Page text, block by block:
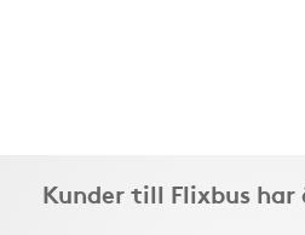
Kunder till Flixbus